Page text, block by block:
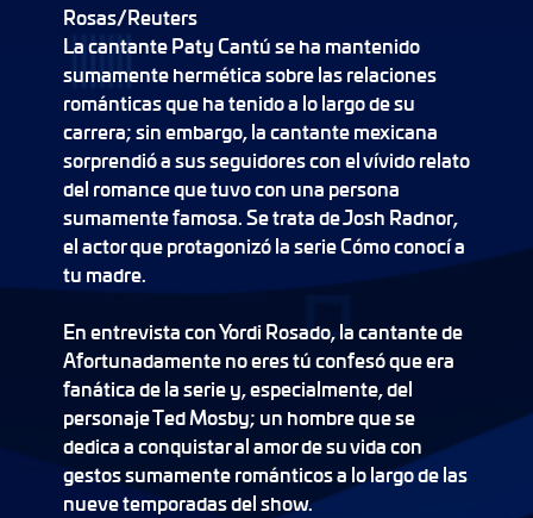
Rosas//Reuters
La cantante Paty Cantú se ha mantenido
sumamente hermética sobre las relaciones
románticas que ha tenido a lo largo de su
carrera; sin embargo, la cantante mexicana
sorprendió a sus seguidores con el vívido relato
del romance que tuvo con una persona
sumamente famosa. Se trata de Josh Radnor,
el actor que protagonizó la serie Cómo conocí a
tu madre.
En entrevista con Yordi Rosado, la cantante de
Afortunadamente no eres tú confesó que era
fanática de la serie y, especialmente, del
personaje Ted Mosby; un hombre que se
dedica a conquistar al amor de su vida con
gestos sumamente románticos a lo largo de las
nueve temporadas del show.